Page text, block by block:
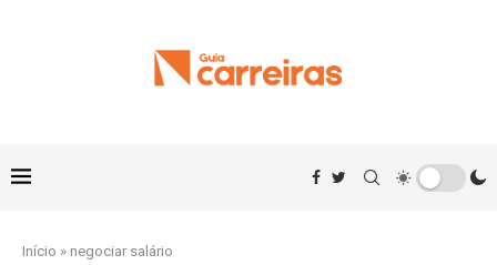
Início » negociar salário